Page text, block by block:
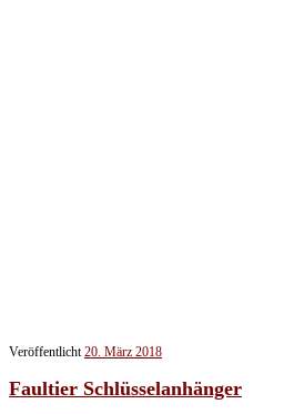
Veröffentlicht20. März 2018
Faultier Schlüsselanhänger